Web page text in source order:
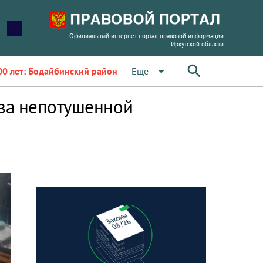
Официальный интернет-портал правовой информации
Иркутской области
лет: Бодайбинский район Еще arrow_drop_down
непотушенной